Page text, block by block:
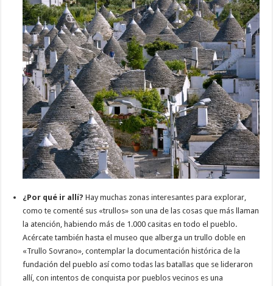
¿Por qué ir allí? Hay muchas zonas interesantes para explorar,
como te comenté sus «trullos» son una de las cosas que más llaman
la atención, habiendo más de 1.000 casitas en todo el pueblo.
Acércate también hasta el museo que alberga un trullo doble en
«Trullo Sovrano», contemplar la documentación histórica de la
fundación del pueblo así como todas las batallas que se lideraron
allí, con intentos de conquista por pueblos vecinos es una